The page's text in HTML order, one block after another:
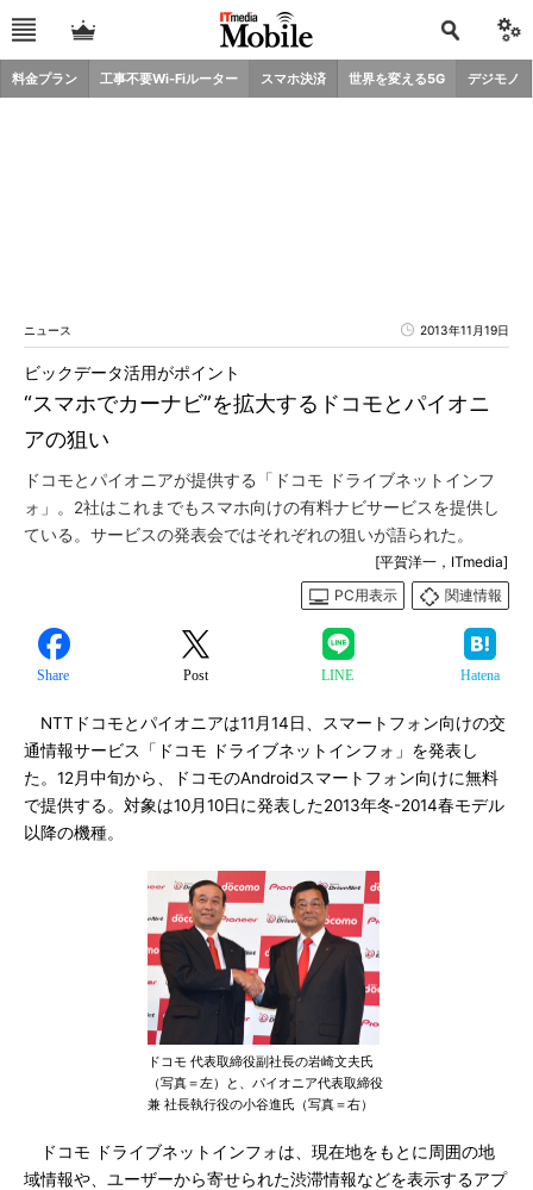
料金プラン 工事不要Wi-Fiルーター スマホ決済 世界を変える5G デジモノ
ニュース 2013年11月19日
“スマホでカーナビ”を拡大するドコモとパイオニ
アの狙い
ビックデータ活用がポイント
ドコモとパイオニアが提供する「ドコモ ドライブネットインフ
ォ」。2社はこれまでもスマホ向けの有料ナビサービスを提供し
ている。サービスの発表会ではそれぞれの狙いが語られた。
[平賀洋一，ITmedia]
PC用表示
関連情報
Share Post LINE Hatena
NTTドコモとパイオニアは11月14日、スマートフォン向けの交
通情報サービス「ドコモ ドライブネットインフォ」を発表し
た。12月中旬から、ドコモのAndroidスマートフォン向けに無料
で提供する。対象は10月10日に発表した2013年冬-2014春モデル
以降の機種。
ドコモ 代表取締役副社長の岩崎文夫氏
（写真＝左）と、パイオニア代表取締役
兼 社長執行役の小谷進氏（写真＝右）
ドコモ ドライブネットインフォは、現在地をもとに周囲の地
域情報や、ユーザーから寄せられた渋滞情報などを表示するアプ